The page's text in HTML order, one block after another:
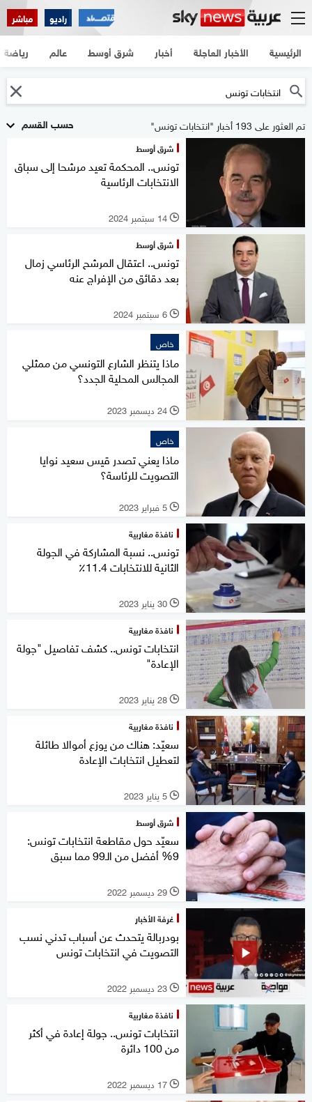
راديو مباشر
الرئيسية الأخبار العاجلة أخبار شرق أوسط عالم رياضة
حسب القسم تم العثور على 193 أخبار "انتخابات تونس"
شرق أوسط
تونس.. المحكمة تعيد مرشحا إلى سباق
الانتخابات الرئاسية
l 14 سبتمبر 2024
شرق أوسط
تونس.. اعتقال المرشح الرئاسي زمال
بعد دقائق من الإفراج عنه
l 6 سبتمبر 2024
خاص
ماذا يتنظر الشارع التونسي من ممثلي
المجالس المحلية الجدد؟
l 24 ديسمبر 2023
خاص
ماذا يعني تصدر قيس سعيد نوايا
التصويت للرئاسة؟
l 5 فبراير 2023
نافذة مغاربية
تونس.. نسبة المشاركة في الجولة
الثانية للانتخابات 11.4٪
l 30 يناير 2023
نافذة مغاربية
انتخابات تونس.. كشف تفاصيل "جولة
الإعادة"
l 28 يناير 2023
نافذة مغاربية
سعيّد: هناك من يوزع أموالا طائلة
لتعطيل انتخابات الإعادة
l 5 يناير 2023
شرق أوسط
سعيّد حول مقاطعة انتخابات تونس:
9% أفضل من الـ99 مما سبق
l 29 ديسمبر 2022
غرفة الأخبار
بودربالة يتحدث عن أسباب تدني نسب
التصويت في انتخابات تونس
l 23 ديسمبر 2022
نافذة مغاربية
انتخابات تونس.. جولة إعادة في أكثر
من 100 دائرة
l 17 ديسمبر 2022